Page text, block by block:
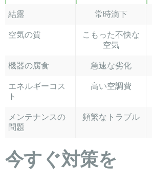
結露
常時滴下
空気の質
こもった不快な
空気
機器の腐食 急速な劣化
エネルギーコス
ト
高い空調費
メンテナンスの
問題
頻繁なトラブル
今すぐ対策を